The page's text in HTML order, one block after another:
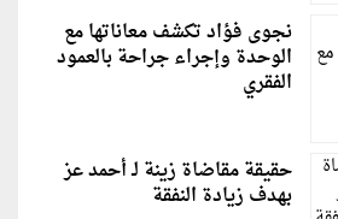
نجوى فؤاد تكشف معاناتها مع
الوحدة وإجراء جراحة بالعمود
الفقري
حقيقة مقاضاة زينة لـ أحمد عز
بهدف زيادة النفقة